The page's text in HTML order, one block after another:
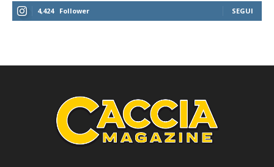
4,424 Follower SEGUI